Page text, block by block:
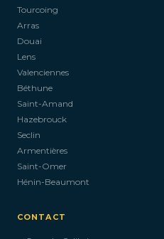
Tourcoing
Arras
Douai
Lens
Valenciennes
Béthune
Saint-Amand
Hazebrouck
Seclin
Armentières
Saint-Omer
Hénin-Beaumont
CONTACT